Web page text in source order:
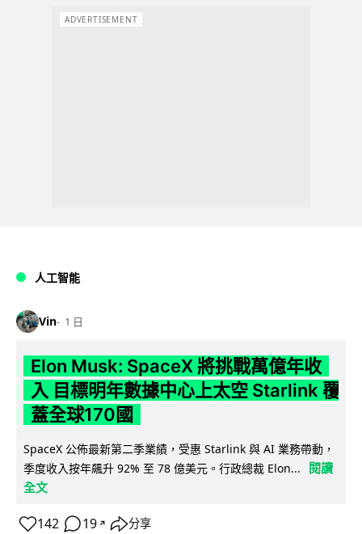
ADVERTISEMENT
人工智能
Vin 1 日
Elon Musk: SpaceX 將挑戰萬億年收
入 目標明年數據中心上太空 Starlink 覆
蓋全球170國
SpaceX 公佈最新第二季業績，受惠 Starlink 與 AI 業務帶動，
季度收入按年飆升 92% 至 78 億美元。行政總裁 Elon...
閱讀
全文
142 19 ↗ 分享